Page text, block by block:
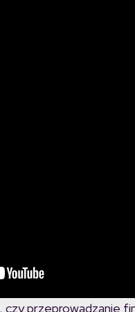
czy przeprowadzanie